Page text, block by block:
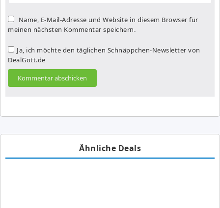
Name, E-Mail-Adresse und Website in diesem Browser für
meinen nächsten Kommentar speichern.
Ja, ich möchte den täglichen Schnäppchen-Newsletter von
DealGott.de
Ähnliche Deals